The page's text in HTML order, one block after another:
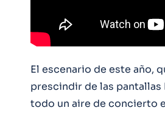
El escenario de este año,
prescindir de las pantallas
todo un aire de concierto